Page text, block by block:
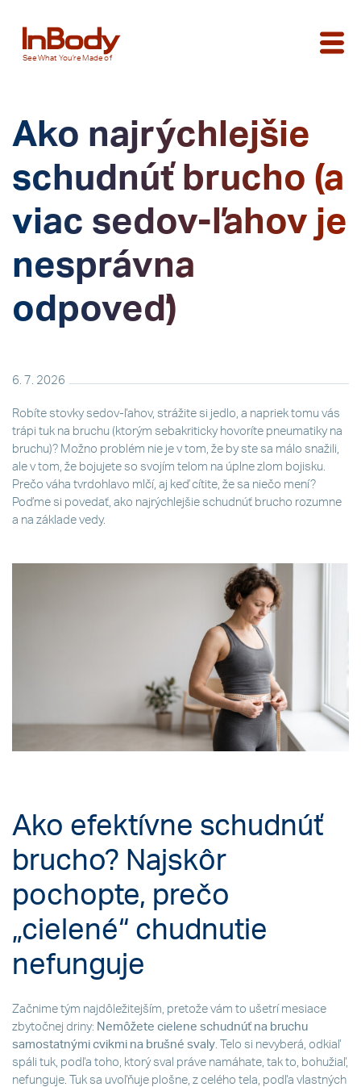
See What You’re Made of
Ako najrýchlejšie
schudnúť brucho (a
viac sedov-ľahov je
nesprávna
odpoveď)
6. 7. 2026
Robíte stovky sedov-ľahov, strážite si jedlo, a napriek tomu vás
trápi tuk na bruchu (ktorým sebakriticky hovoríte pneumatiky na
bruchu)? Možno problém nie je v tom, že by ste sa málo snažili,
ale v tom, že bojujete so svojím telom na úplne zlom bojisku.
Prečo váha tvrdohlavo mlčí, aj keď cítite, že sa niečo mení?
Poďme si povedať, ako najrýchlejšie schudnúť brucho rozumne
a na základe vedy.
Ako efektívne schudnúť
brucho? Najskôr
pochopte, prečo
„cielené“ chudnutie
nefunguje
Začnime tým najdôležitejším, pretože vám to ušetrí mesiace
zbytočnej driny: Nemôžete cielene schudnúť na bruchu
samostatnými cvikmi na brušné svaly . Telo si nevyberá, odkiaľ
spáli tuk, podľa toho, ktorý sval práve namáhate, tak to, bohužiaľ,
nefunguje. Tuk sa uvoľňuje plošne, z celého tela, podľa vlastných